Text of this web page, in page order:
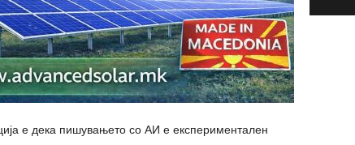
е дека пишувањето со АИ е експериментален